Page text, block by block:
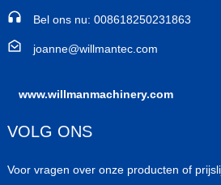
Bel ons nu: 008618250231863
joanne@willmantec.com
www.willmanmachinery.com
VOLG ONS
Voor vragen over onze producten of